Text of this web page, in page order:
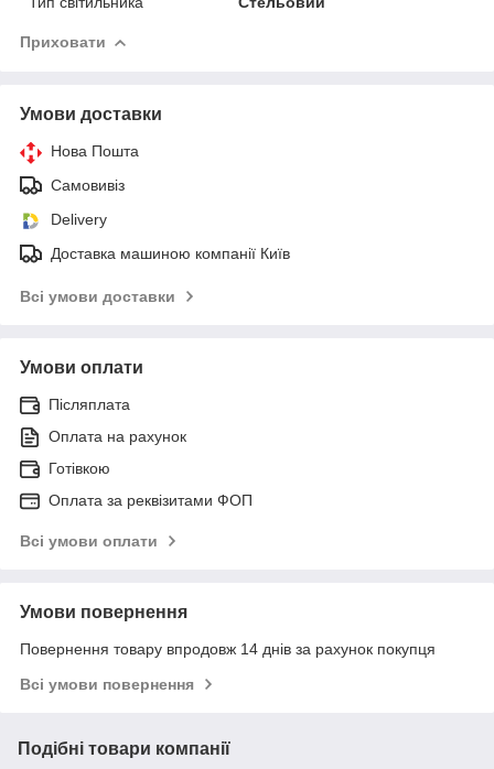
Приховати
Умови доставки
Нова Пошта
Самовивіз
Delivery
Доставка машиною компанії Київ
Всі умови доставки
Умови оплати
Післяплата
Оплата на рахунок
Готівкою
Оплата за реквізитами ФОП
Всі умови оплати
Умови повернення
Повернення товару впродовж 14 днів за рахунок покупця
Всі умови повернення
Подібні товари компанії